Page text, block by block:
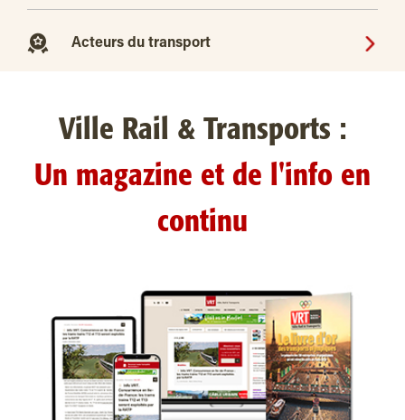
Acteurs du transport
Ville Rail & Transports :
Un magazine et de l'info en
continu